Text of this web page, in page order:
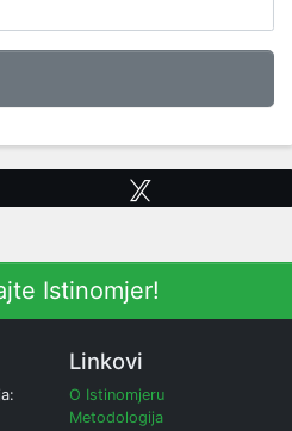
Istinomjer!
Linkovi
O Istinomjeru
Metodologija